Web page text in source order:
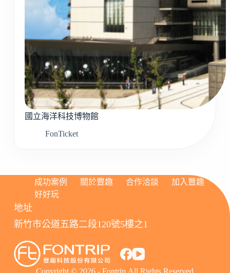
國立海洋科技博物館
FonTicket
地址
新竹市公道五路二段120號5樓之1
成功案例 關於豐趣 合作洽談
加入豐趣
好好玩